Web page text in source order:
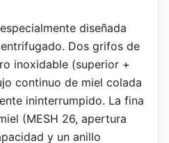
diseñada
Dos grifos de
inoxidable (superior +
continuo de miel colada
ininterrumpido. La fina
(MESH 26, apertura
y un anillo